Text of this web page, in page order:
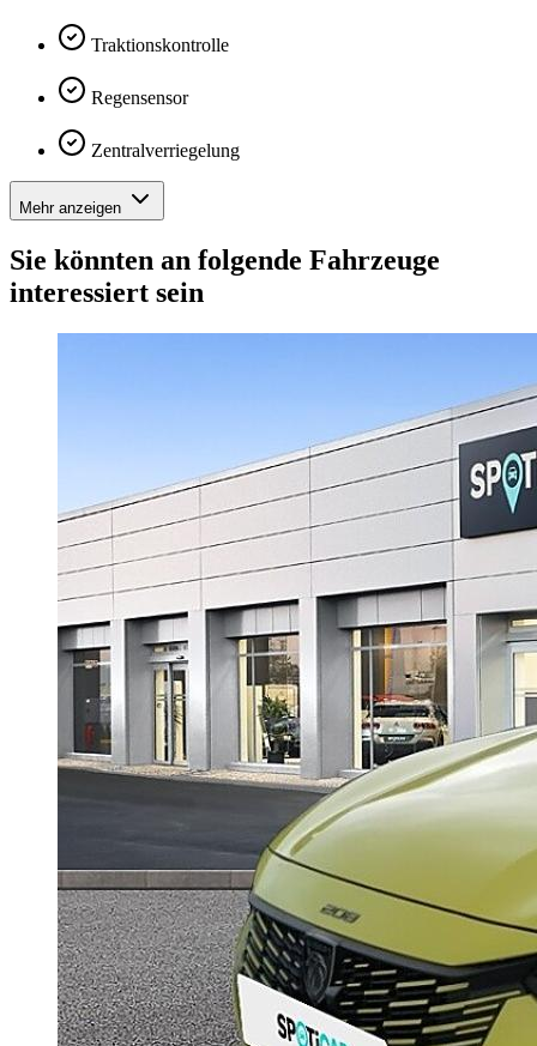
Traktionskontrolle
Regensensor
Zentralverriegelung
Mehr anzeigen
Sie könnten an folgende Fahrzeuge
interessiert sein